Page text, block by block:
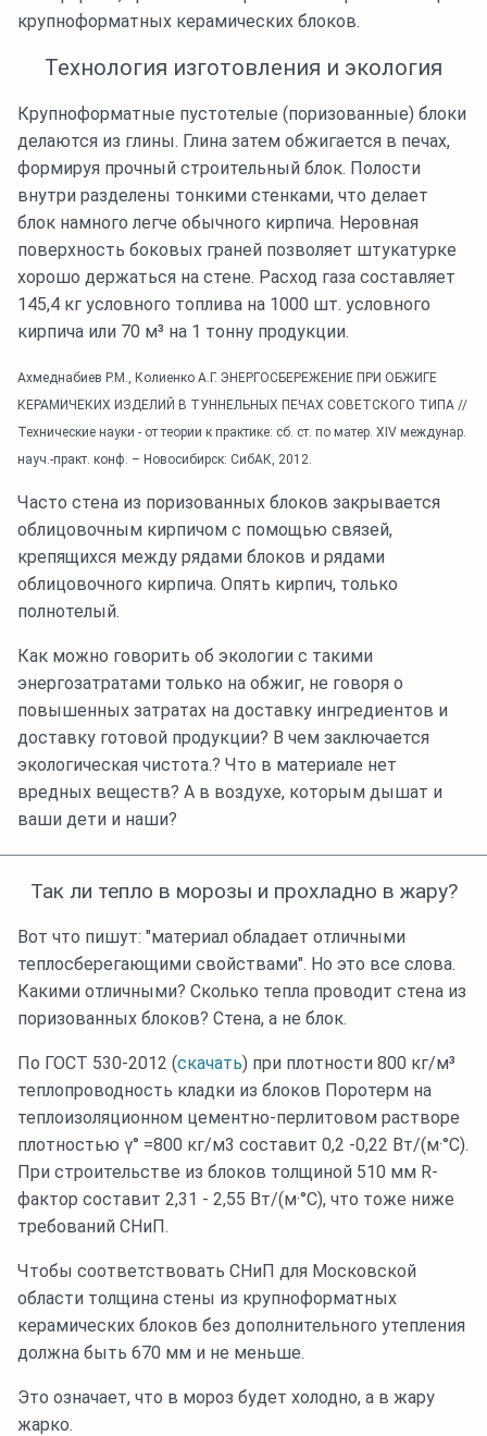
крупноформатных керамических блоков.
Технология изготовления и экология
Крупноформатные пустотелые (поризованные) блоки
делаются из глины. Глина затем обжигается в печах,
формируя прочный строительный блок. Полости
внутри разделены тонкими стенками, что делает
блок намного легче обычного кирпича. Неровная
поверхность боковых граней позволяет штукатурке
хорошо держаться на стене. Расход газа составляет
145,4 кг условного топлива на 1000 шт. условного
кирпича или 70 м³ на 1 тонну продукции.
Ахмеднабиев Р.М., Колиенко А.Г. ЭНЕРГОСБЕРЕЖЕНИЕ ПРИ ОБЖИГЕ
КЕРАМИЧЕКИХ ИЗДЕЛИЙ В ТУННЕЛЬНЫХ ПЕЧАХ СОВЕТСКОГО ТИПА //
Технические науки - от теории к практике: сб. ст. по матер. XIV междунар.
науч.-практ. конф. – Новосибирск: СибАК, 2012.
Часто стена из поризованных блоков закрывается
облицовочным кирпичом с помощью связей,
крепящихся между рядами блоков и рядами
облицовочного кирпича. Опять кирпич, только
полнотелый.
Как можно говорить об экологии с такими
энергозатратами только на обжиг, не говоря о
повышенных затратах на доставку ингредиентов и
доставку готовой продукции? В чем заключается
экологическая чистота.? Что в материале нет
вредных веществ? А в воздухе, которым дышат и
ваши дети и наши?
Так ли тепло в морозы и прохладно в жару?
Вот что пишут: "материал обладает отличными
теплосберегающими свойствами". Но это все слова.
Какими отличными? Сколько тепла проводит стена из
поризованных блоков? Стена, а не блок.
По ГОСТ 530-2012 (скачать) при плотности 800 кг/м³
теплопроводность кладки из блоков Поротерм на
теплоизоляционном цементно-перлитовом растворе
плотностью γ° =800 кг/м3 составит 0,2 -0,22 Вт/(м·°С).
При строительстве из блоков толщиной 510 мм R-
фактор составит 2,31 - 2,55 Вт/(м·°С), что тоже ниже
требований СНиП.
Чтобы соответствовать СНиП для Московской
области толщина стены из крупноформатных
керамических блоков без дополнительного утепления
должна быть 670 мм и не меньше.
Это означает, что в мороз будет холодно, а в жару
жарко.